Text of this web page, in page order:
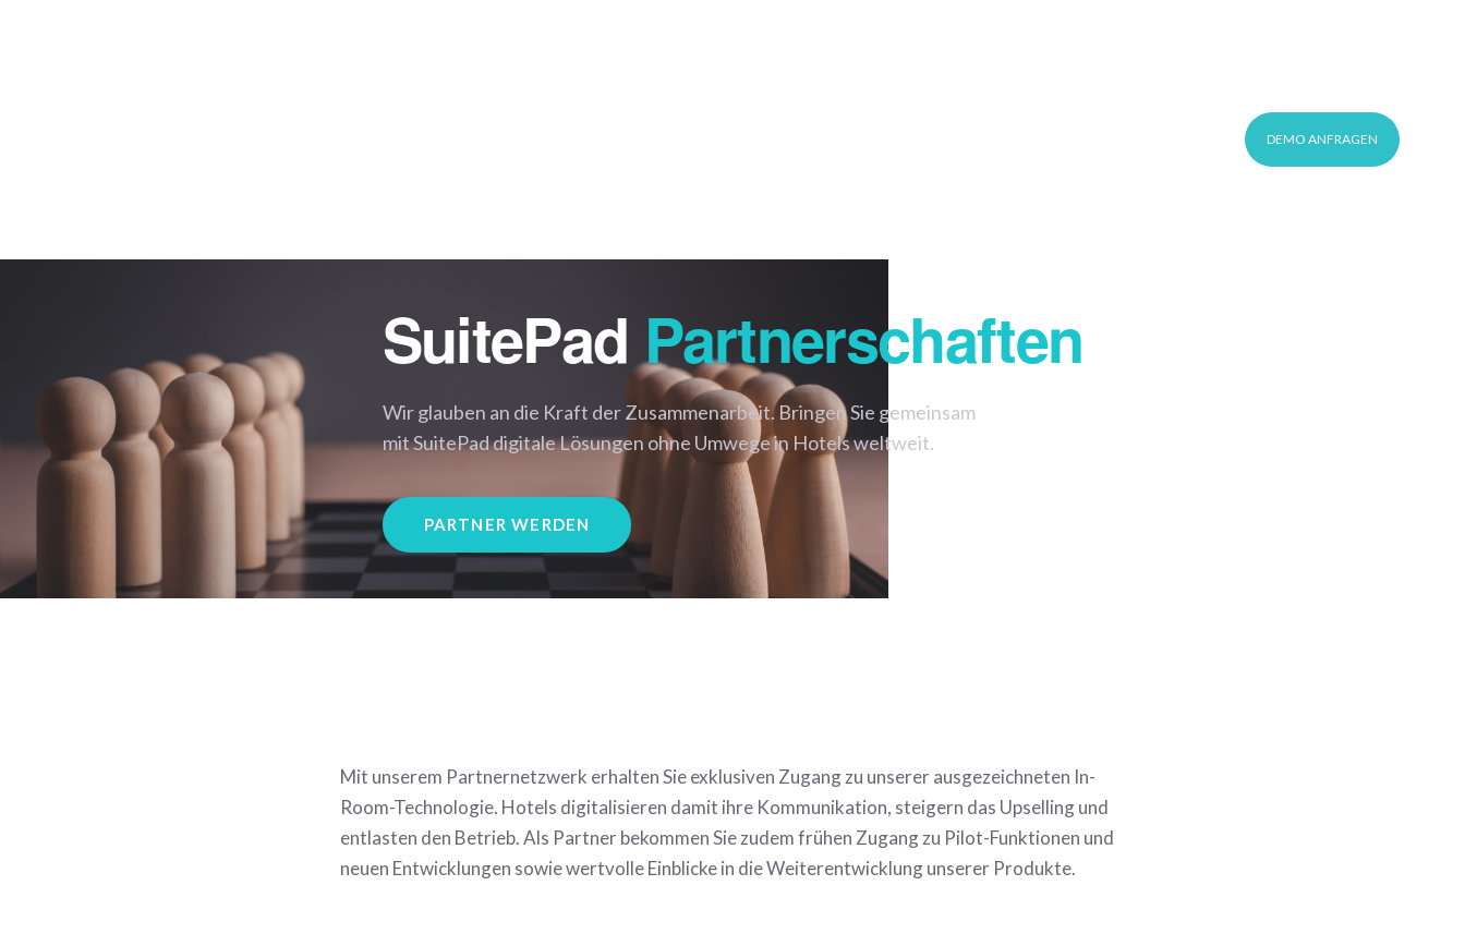
DEMO ANFRAGEN
SuitePadPartnerschaften
Wir glauben an die Kraft der Zusammenarbeit. Bringen Sie gemeinsam
mit SuitePad digitale Lösungen ohne Umwege in Hotels weltweit.
PARTNER WERDEN
Mit unserem Partnernetzwerk erhalten Sie exklusiven Zugang zu unserer ausgezeichneten In-
Room-Technologie. Hotels digitalisieren damit ihre Kommunikation, steigern das Upselling und
entlasten den Betrieb. Als Partner bekommen Sie zudem frühen Zugang zu Pilot-Funktionen und
neuen Entwicklungen sowie wertvolle Einblicke in die Weiterentwicklung unserer Produkte.